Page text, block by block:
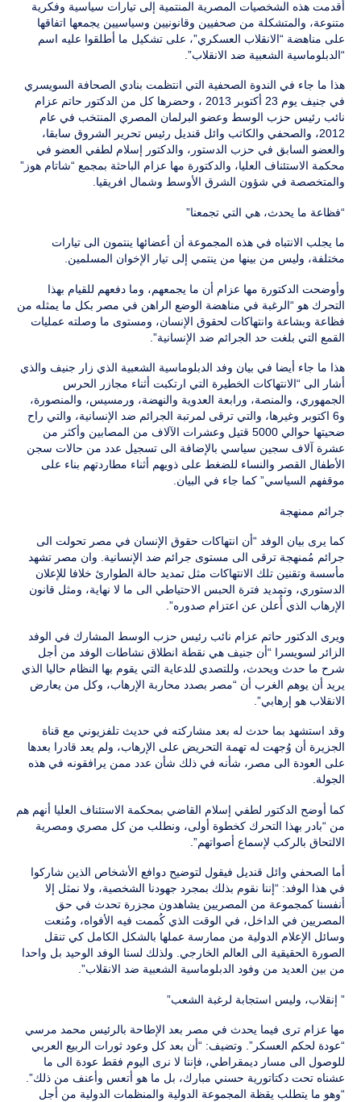
أقدمت هذه الشخصيات المصرية المنتمية إلى تيارات سياسية وفكرية
متنوعة، والمتشكلة من صحفيين وقانونيين وسياسيين يجمعها اتفاقها
على مناهضة “الانقلاب العسكري”، على تشكيل ما أطلقوا عليه اسم
“الدبلوماسية الشعبية ضد الانقلاب”.
هذا ما جاء في الندوة الصحفية التي انتظمت بنادي الصحافة السويسري
في جنيف يوم 23 أكتوبر 2013 ، وحضرها كل من الدكتور حاتم عزام
نائب رئيس حزب الوسط وعضو البرلمان المصري المنتخب في عام
2012، والصحفي والكاتب وائل قنديل رئيس تحرير الشروق سابقا،
والعضو السابق في حزب الدستور، والدكتور إسلام لطفي العضو في
محكمة الاستئناف العليا، والدكتورة مها عزام الباحثة بمجمع “شاتام هوز”
والمتخصصة في شؤون الشرق الأوسط وشمال افريقيا.
“فظاعة ما يحدث، هي التي تجمعنا”
ما يجلب الانتباه في هذه المجموعة أن أعضائها ينتمون الى تيارات
مختلفة، وليس من بينها من ينتمي إلى تيار الإخوان المسلمين.
وأوضحت الدكتورة مها عزام أن ما يجمعهم، وما دفعهم للقيام بهذا
التحرك هو “الرغبة في مناهضة الوضع الراهن في مصر بكل ما يمثله من
فظاعة وبشاعة وانتهاكات لحقوق الإنسان، ومستوى ما وصلته عمليات
القمع التي بلغت حد الجرائم ضد الإنسانية”.
هذا ما جاء أيضا في بيان وفد الدبلوماسية الشعبية الذي زار جنيف والذي
أشار الى “الانتهاكات الخطيرة التي ارتكبت أثناء مجازر الحرس
الجمهوري، والمنصة، ورابعة العدوية والنهضة، ورمسيس، والمنصورة،
و6 اكتوبر وغيرها، والتي ترقى لمرتبة الجرائم ضد الإنسانية، والتي راح
ضحيتها حوالي 5000 قتيل وعشرات الآلاف من المصابين وأكثر من
عشرة آلاف سجين سياسي بالإضافة الى تسجيل عدد من حالات سجن
الأطفال القصر والنساء للضغط على ذويهم أثناء مطاردتهم بناء على
موقفهم السياسي” كما جاء في البيان.
جرائم ممنهجة
كما يرى بيان الوفد “أن انتهاكات حقوق الإنسان في مصر تحولت الى
جرائم مُمنهجة ترقى الى مستوى جرائم ضد الإنسانية. وان مصر تشهد
مأسسة وتقنين تلك الانتهاكات مثل تمديد حالة الطوارئ خلافا للإعلان
الدستوري، وتمديد فترة الحبس الاحتياطي الى ما لا نهاية، ومثل قانون
الإرهاب الذي أُعلن عن اعتزام صدوره”.
ويرى الدكتور حاتم عزام نائب رئيس حزب الوسط المشارك في الوفد
الزائر لسويسرا “أن جنيف هي نقطة انطلاق نشاطات الوفد من أجل
شرح ما حدث ويحدث، وللتصدي للدعاية التي يقوم بها النظام حاليا الذي
يريد أن يوهم الغرب أن “مصر بصدد محاربة الإرهاب، وكل من يعارض
الانقلاب هو إرهابي”.
وقد استشهد بما حدث له بعد مشاركته في حديث تلفزيوني مع قناة
الجزيرة أن وُجهت له تهمة التحريض على الإرهاب، ولم يعد قادرا بعدها
على العودة الى مصر، شأنه في ذلك شأن عدد ممن يرافقونه في هذه
الجولة.
كما أوضح الدكتور لطفي إسلام القاضي بمحكمة الاستئناف العليا أنهم هم
من “بادر بهذا التحرك كخطوة أولى، ونطلب من كل مصري ومصرية
الالتحاق بالركب لإسماع أصواتهم”.
أما الصحفي وائل قنديل فيقول لتوضيح دوافع الأشخاص الذين شاركوا
في هذا الوفد: “إننا نقوم بذلك بمجرد جهودنا الشخصية، ولا نمثل إلا
أنفسنا كمجموعة من المصريين يشاهدون مجزرة تحدث في حق
المصريين في الداخل، في الوقت الذي كُممت فيه الأفواه، ومُنعت
وسائل الإعلام الدولية من ممارسة عملها بالشكل الكامل كي تنقل
الصورة الحقيقية الى العالم الخارجي. ولذلك لسنا الوفد الوحيد بل واحدا
من بين العديد من وفود الدبلوماسية الشعبية ضد الانقلاب”.
” إنقلاب، وليس استجابة لرغبة الشعب”
مها عزام ترى فيما يحدث في مصر بعد الإطاحة بالرئيس محمد مرسي
“عودة لحكم العسكر”. وتضيف: “أن بعد كل وعود ثورات الربيع العربي
للوصول الى مسار ديمقراطي، فإننا لا نرى اليوم فقط عودة الى ما
عشناه تحت دكتاتورية حسني مبارك، بل ما هو أتعس وأعنف من ذلك”.
“وهو ما يتطلب يقظة المجموعة الدولية والمنظمات الدولية من أجل